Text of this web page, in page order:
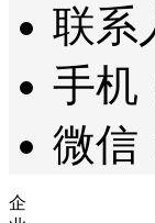
联系
手机
微信
企